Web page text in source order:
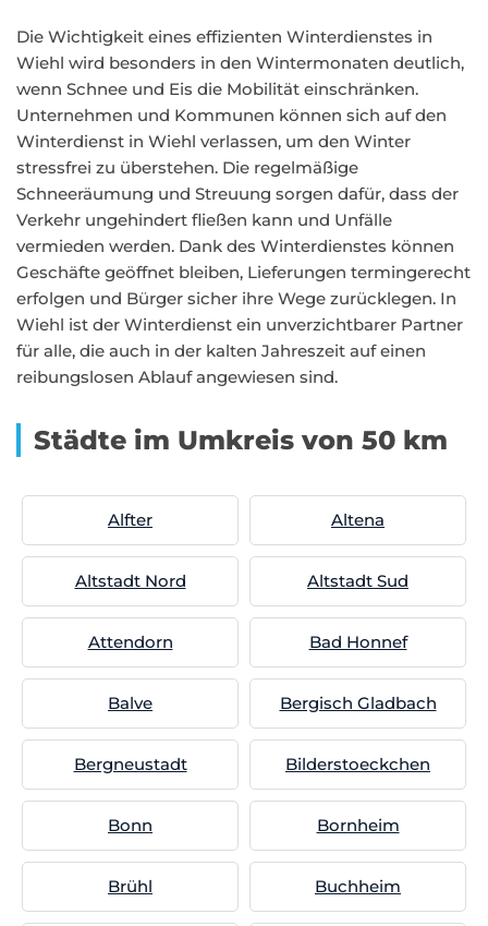
Die Wichtigkeit eines effizienten Winterdienstes in
Wiehl wird besonders in den Wintermonaten deutlich,
wenn Schnee und Eis die Mobilität einschränken.
Unternehmen und Kommunen können sich auf den
Winterdienst in Wiehl verlassen, um den Winter
stressfrei zu überstehen. Die regelmäßige
Schneeräumung und Streuung sorgen dafür, dass der
Verkehr ungehindert fließen kann und Unfälle
vermieden werden. Dank des Winterdienstes können
Geschäfte geöffnet bleiben, Lieferungen termingerecht
erfolgen und Bürger sicher ihre Wege zurücklegen. In
Wiehl ist der Winterdienst ein unverzichtbarer Partner
für alle, die auch in der kalten Jahreszeit auf einen
reibungslosen Ablauf angewiesen sind.
Städte im Umkreis von 50 km
Alfter Altena
Altstadt Nord Altstadt Sud
Attendorn Bad Honnef
Balve Bergisch Gladbach
Bergneustadt Bilderstoeckchen
Bonn Bornheim
Brühl Buchheim